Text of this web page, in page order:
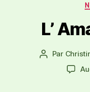
L’
Par